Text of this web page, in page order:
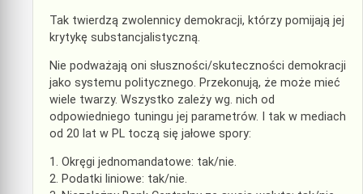
Tak twierdzą zwolennicy demokracji, którzy pomijają jej
krytykę substancjalistyczną.
Nie podważają oni słuszności/skuteczności demokracji
jako systemu politycznego. Przekonują, że może mieć
wiele twarzy. Wszystko zależy wg. nich od
odpowiedniego tuningu jej parametrów. I tak w mediach
od 20 lat w PL toczą się jałowe spory:
1. Okręgi jednomandatowe: tak/nie.
2. Podatki liniowe: tak/nie.